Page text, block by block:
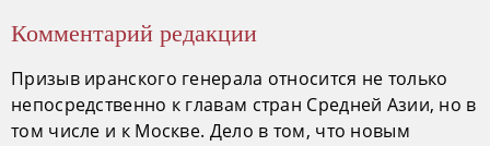
Комментарий редакции
Призыв иранского генерала относится не только
непосредственно к главам стран Средней Азии, но в
том числе и к Москве. Дело в том, что новым